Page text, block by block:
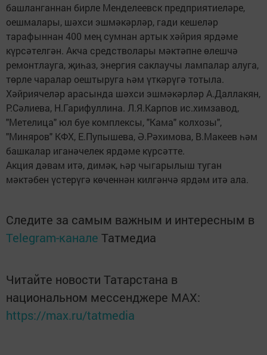
башланганнан бирле Менделеевск предприятиеләре,
оешмалары, шәхси эшмәкәрләр, гади кешеләр
тарафыннан 400 мең сумнан артык хәйрия ярдәме
күрсәтелгән. Акча средстволары мәктәпне өлешчә
ремонтлауга, җиһаз, энергия саклаучы лампалар алуга,
төрле чаралар оештыруга һәм үткәрүгә тотыла.
Хәйриячеләр арасында шәхси эшмәкәрләр А.Даллакян,
Р.Сәлиева, Н.Гарифуллина. Л.Я.Карпов ис.химзавод,
"Метелица" юл буе комплексы, "Кама" колхозы",
"Миняров" КФХ, Е.Пупышева, Ә.Рәхимова, В.Макеев һәм
башкалар иганәчелек ярдәме күрсәтте.
Акция дәвам итә, димәк, һәр чыгарылыш туган
мәктәбен үстерүгә көченнән килгәнчә ярдәм итә ала.
Следите за самым важным и интересным в
Telegram-канале Татмедиа
Читайте новости Татарстана в
национальном мессенджере MАХ:
https://max.ru/tatmedia